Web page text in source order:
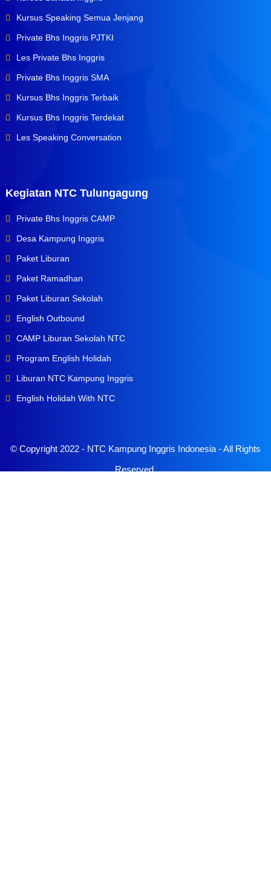
Kursus Speaking Semua Jenjang
Private Bhs Inggris PJTKI
Les Private Bhs Inggris
Private Bhs Inggris SMA
Kursus Bhs Inggris Terbaik
Kursus Bhs Inggris Terdekat
Les Speaking Conversation
Kegiatan NTC Tulungagung
Private Bhs Inggris CAMP
Desa Kampung Inggris
Paket Liburan
Paket Ramadhan
Paket Liburan Sekolah
English Outbound
CAMP Liburan Sekolah NTC
Program English Holidah
Liburan NTC Kampung Inggris
English Holidah With NTC
© Copyright 2022 - NTC Kampung Inggris Indonesia - All Rights
Reserved.